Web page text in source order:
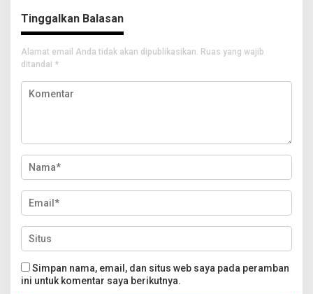
Tinggalkan Balasan
Alamat email Anda tidak akan dipublikasikan. Ruas yang wajib
ditandai *
Simpan nama, email, dan situs web saya pada peramban
ini untuk komentar saya berikutnya.